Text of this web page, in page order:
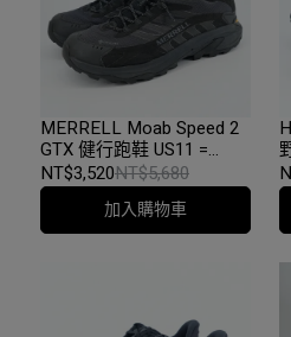
MERRELL Moab Speed 2
GTX 健行跑鞋 US11 =
29cm 黑色
NT$3,520NT$5,680
加入購物車